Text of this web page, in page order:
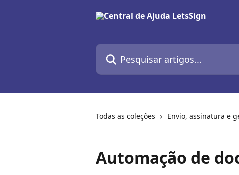
Pesquisar artigos...
Todas as coleções Envio, assinatura e
Automação de